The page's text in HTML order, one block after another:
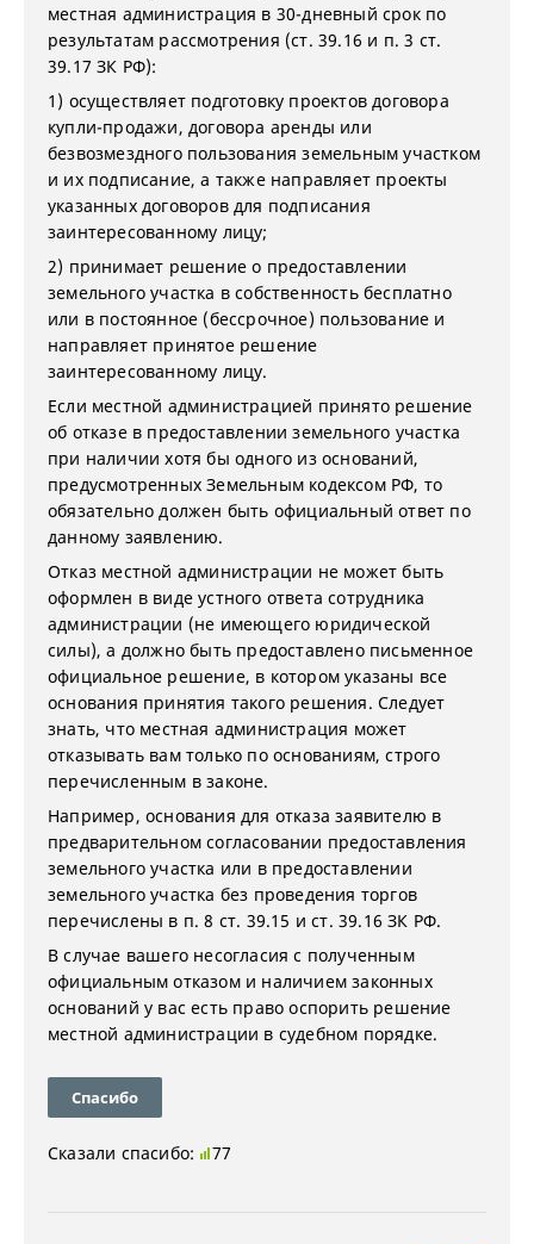
местная администрация в 30-дневный срок по
результатам рассмотрения (ст. 39.16 и п. 3 ст.
39.17 ЗК РФ):
1) осуществляет подготовку проектов договора
купли-продажи, договора аренды или
безвозмездного пользования земельным участком
и их подписание, а также направляет проекты
указанных договоров для подписания
заинтересованному лицу;
2) принимает решение о предоставлении
земельного участка в собственность бесплатно
или в постоянное (бессрочное) пользование и
направляет принятое решение
заинтересованному лицу.
Если местной администрацией принято решение
об отказе в предоставлении земельного участка
при наличии хотя бы одного из оснований,
предусмотренных Земельным кодексом РФ, то
обязательно должен быть официальный ответ по
данному заявлению.
Отказ местной администрации не может быть
оформлен в виде устного ответа сотрудника
администрации (не имеющего юридической
силы), а должно быть предоставлено письменное
официальное решение, в котором указаны все
основания принятия такого решения. Следует
знать, что местная администрация может
отказывать вам только по основаниям, строго
перечисленным в законе.
Например, основания для отказа заявителю в
предварительном согласовании предоставления
земельного участка или в предоставлении
земельного участка без проведения торгов
перечислены в п. 8 ст. 39.15 и ст. 39.16 ЗК РФ.
В случае вашего несогласия с полученным
официальным отказом и наличием законных
оснований у вас есть право оспорить решение
местной администрации в судебном порядке.
Спасибо
Сказали спасибо: 77